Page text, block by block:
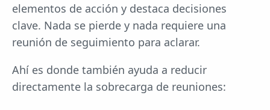
elementos de acción y destaca decisiones
clave. Nada se pierde y nada requiere una
reunión de seguimiento para aclarar.
Ahí es donde también ayuda a reducir
directamente la sobrecarga de reuniones: